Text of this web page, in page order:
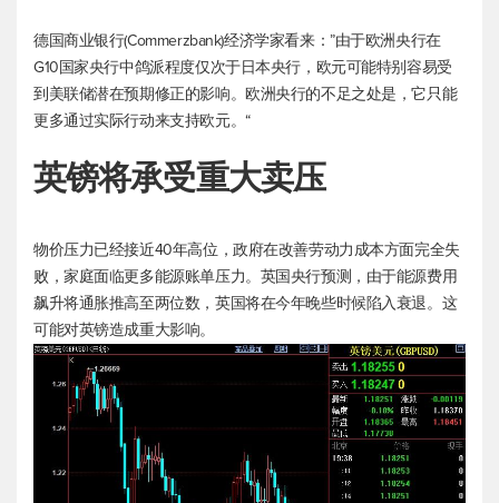
德国商业银行(Commerzbank)经济学家看来：”由于欧洲央行在
G10国家央行中鸽派程度仅次于日本央行，欧元可能特别容易受
到美联储潜在预期修正的影响。欧洲央行的不足之处是，它只能
更多通过实际行动来支持欧元。“
英镑将承受重大卖压
物价压力已经接近40年高位，政府在改善劳动力成本方面完全失
败，家庭面临更多能源账单压力。英国央行预测，由于能源费用
飙升将通胀推高至两位数，英国将在今年晚些时候陷入衰退。这
可能对英镑造成重大影响。